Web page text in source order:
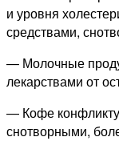
и уровня
средствами,
— Молочные
лекарствами от
— Кофе
снотворными,